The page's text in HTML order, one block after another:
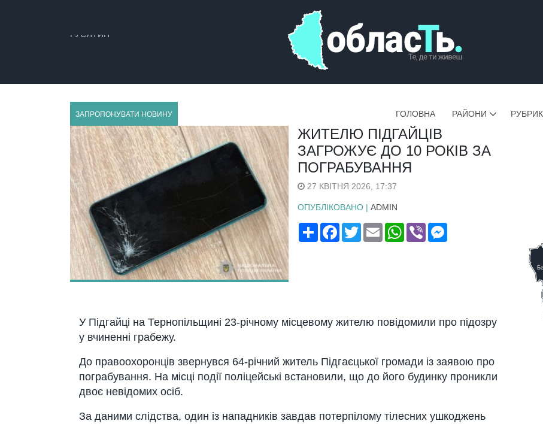
ЗАПРОПОНУВАТИ НОВИНУ ГОЛОВНА РАЙОНИ
ЖИТЕЛЮ ПІДГАЙЦІВ
ЗАГРОЖУЄ ДО 10 РОКІВ ЗА
ПОГРАБУВАННЯ
27 КВІТНЯ 2026, 17:37
ОПУБЛІКОВАНО | ADMIN
ПоширитиFacebook
TwitterEmail WhatsApp
Viber
У Підгайці на Тернопільщині 23-річному місцевому жителю повідомили про підозру
у вчиненні грабежу.
До правоохоронців звернувся 64-річний житель Підгаєцької громади із заявою про
пограбування. На місці події поліцейські встановили, що до його будинку проникли
двоє невідомих осіб.
За даними слідства, один із нападників завдав потерпілому тілесних ушкоджень